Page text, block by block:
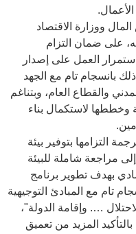
ووزارة الاقتصاد
على ضمان التزام
العمل على إصدار
بانسجام تام مع الجهد
والقطاع العام، وبتناغم
وخططها لاستكمال بناء
التزامها بتوفير بيئة
مراجعة شاملة للبيئة
بهدف تطوير برنامج
تام مع المبادئ التوجيهية
…. وإقامة الدولة"،
المزيد من تعميق